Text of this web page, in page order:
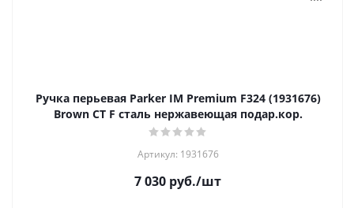
Ручка перьевая Parker IM Premium F324 (1931676)
Brown CT F сталь нержавеющая подар.кор.
Артикул: 1931676
7 030 руб./шт